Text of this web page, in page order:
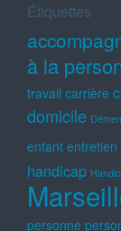
Étiquettes
à la
travail carrière
domicile
enfant entretien
handicap
personne